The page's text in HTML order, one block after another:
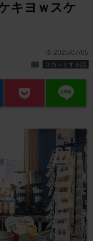
キヨｗスケ
time 2025/07/05
folder スカッとする話
line